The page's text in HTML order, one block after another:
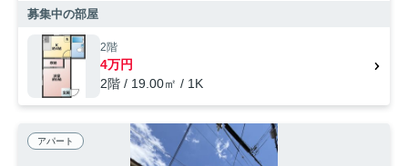
めていくことが大事です。より良い住まいをご提供致します。
募集中の部屋
2階
4万円
2階 / 19.00㎡ / 1K
アパート